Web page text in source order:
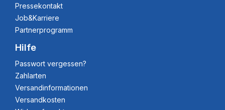
Pressekontakt
Job&Karriere
Partnerprogramm
Hilfe
Passwort vergessen?
Zahlarten
Versandinformationen
Versandkosten